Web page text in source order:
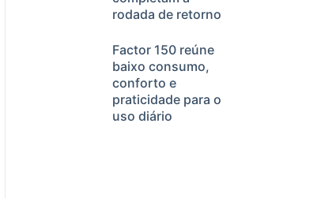
rodada de retorno
Factor 150 reúne
baixo consumo,
conforto e
praticidade para o
uso diário